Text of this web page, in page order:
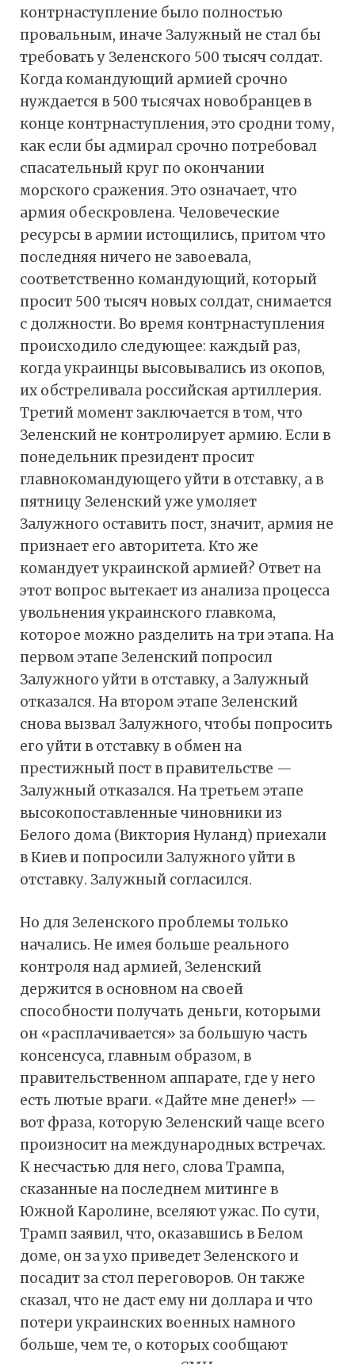
контрнаступление было полностью
провальным, иначе Залужный не стал бы
требовать у Зеленского 500 тысяч солдат.
Когда командующий армией срочно
нуждается в 500 тысячах новобранцев в
конце контрнаступления, это сродни тому,
как если бы адмирал срочно потребовал
спасательный круг по окончании
морского сражения. Это означает, что
армия обескровлена. Человеческие
ресурсы в армии истощились, притом что
последняя ничего не завоевала,
соответственно командующий, который
просит 500 тысяч новых солдат, снимается
с должности. Во время контрнаступления
происходило следующее: каждый раз,
когда украинцы высовывались из окопов,
их обстреливала российская артиллерия.
Третий момент заключается в том, что
Зеленский не контролирует армию. Если в
понедельник президент просит
главнокомандующего уйти в отставку, а в
пятницу Зеленский уже умоляет
Залужного оставить пост, значит, армия не
признает его авторитета. Кто же
командует украинской армией? Ответ на
этот вопрос вытекает из анализа процесса
увольнения украинского главкома,
которое можно разделить на три этапа. На
первом этапе Зеленский попросил
Залужного уйти в отставку, а Залужный
отказался. На втором этапе Зеленский
снова вызвал Залужного, чтобы попросить
его уйти в отставку в обмен на
престижный пост в правительстве —
Залужный отказался. На третьем этапе
высокопоставленные чиновники из
Белого дома (Виктория Нуланд) приехали
в Киев и попросили Залужного уйти в
отставку. Залужный согласился.
Но для Зеленского проблемы только
начались. Не имея больше реального
контроля над армией, Зеленский
держится в основном на своей
способности получать деньги, которыми
он «расплачивается» за большую часть
консенсуса, главным образом, в
правительственном аппарате, где у него
есть лютые враги. «Дайте мне денег!» —
вот фраза, которую Зеленский чаще всего
произносит на международных встречах.
К несчастью для него, слова Трампа,
сказанные на последнем митинге в
Южной Каролине, вселяют ужас. По сути,
Трамп заявил, что, оказавшись в Белом
доме, он за ухо приведет Зеленского и
посадит за стол переговоров. Он также
сказал, что не даст ему ни доллара и что
потери украинских военных намного
больше, чем те, о которых сообщают